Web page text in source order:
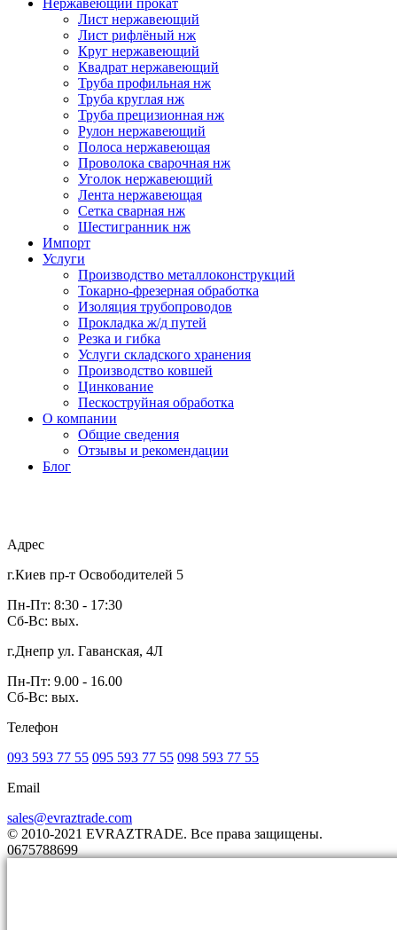
Лист нержавеющий
Лист рифлёный нж
Круг нержавеющий
Квадрат нержавеющий
Труба профильная нж
Труба круглая нж
Труба прецизионная нж
Рулон нержавеющий
Полоса нержавеющая
Проволока сварочная нж
Уголок нержавеющий
Лента нержавеющая
Сетка сварная нж
Шестигранник нж
Импорт
Услуги
Производство металлоконструкций
Токарно-фрезерная обработка
Изоляция трубопроводов
Прокладка ж/д путей
Резка и гибка
Услуги складского хранения
Производство ковшей
Цинкование
Пескоструйная обработка
О компании
Общие сведения
Отзывы и рекомендации
Блог
Адрес
г.Киев пр-т Освободителей 5
Пн-Пт: 8:30 - 17:30
Сб-Вс: вых.
г.Днепр ул. Гаванская, 4Л
Пн-Пт: 9.00 - 16.00
Сб-Вс: вых.
Телефон
093 593 77 55 095 593 77 55 098 593 77 55
Email
sales@evraztrade.com
© 2010-2021 EVRAZTRADE. Все права защищены.
0675788699